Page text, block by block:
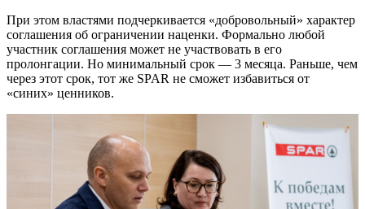
При этом властями подчеркивается «добровольный» характер
соглашения об ограничении наценки. Формально любой
участник соглашения может не участвовать в его
пролонгации. Но минимальный срок — 3 месяца. Раньше, чем
через этот срок, тот же SPAR не сможет избавиться от
«синих» ценников.